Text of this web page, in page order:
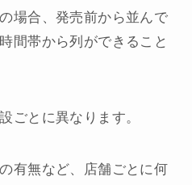
場合、発売前から並んで
間帯から列ができること
ごとに異なります。
有無など、店舗ごとに何